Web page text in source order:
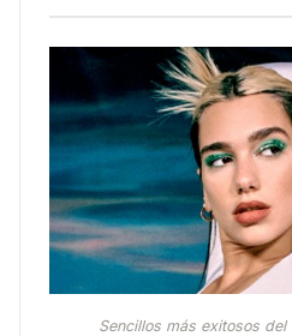
Sencillos más exitosos